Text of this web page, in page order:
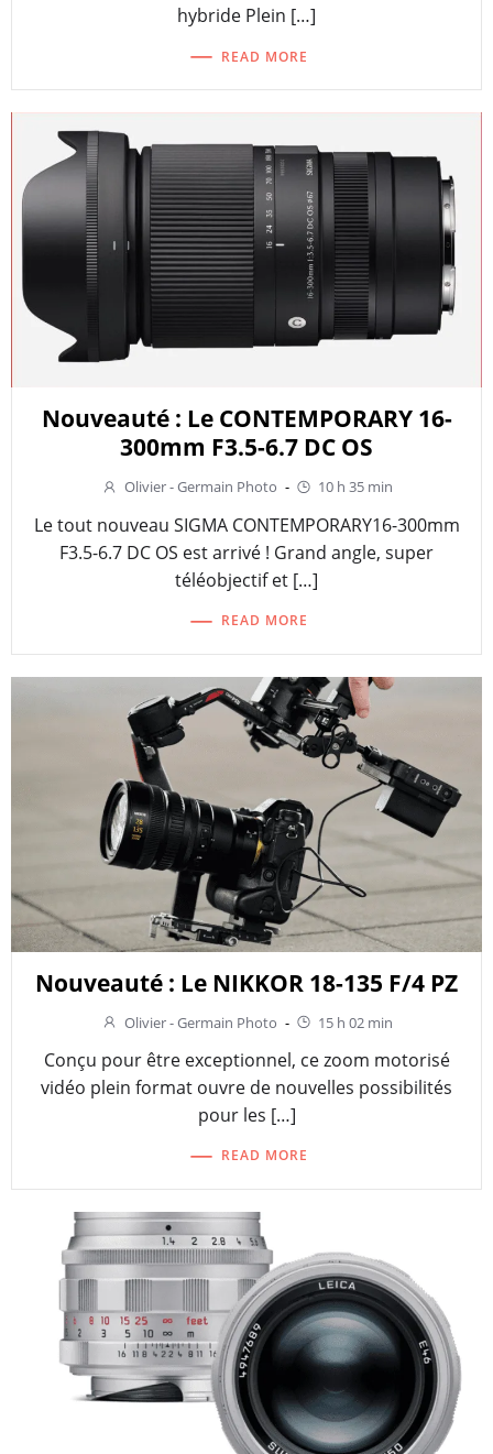
hybride Plein […]
READ MORE
Nouveauté : Le CONTEMPORARY 16-
300mm F3.5-6.7 DC OS
Olivier - Germain Photo - 10 h 35 min
Le tout nouveau SIGMA CONTEMPORARY16-300mm
F3.5-6.7 DC OS est arrivé ! Grand angle, super
téléobjectif et […]
READ MORE
Nouveauté : Le NIKKOR 18-135 F/4 PZ
Olivier - Germain Photo - 15 h 02 min
Conçu pour être exceptionnel, ce zoom motorisé
vidéo plein format ouvre de nouvelles possibilités
pour les […]
READ MORE